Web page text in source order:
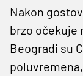
Nakon
brzo očekuje
Beogradi su